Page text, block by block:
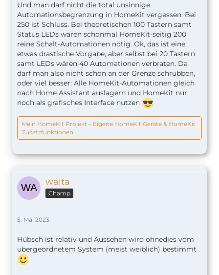
Und man darf nicht die total unsinnige
Automationsbegrenzung in HomeKit vergessen. Bei
250 ist Schluss. Bei theoretischen 100 Tastern samt
Status LEDs wären schonmal HomeKit-seitig 200
reine Schalt-Automationen nötig. Ok, das ist eine
etwas drastische Vorgabe, aber selbst bei 20 Tastern
samt LEDs wären 40 Automationen verbraten. Da
darf man also nicht schon an der Grenze schrubben,
oder viel besser: Alle HomeKit-Automationen gleich
nach Home Assistant auslagern und HomeKit nur
noch als grafisches Interface nutzen
Mein HomeKit Projekt – Eigene HomeKit Geräte & HomeKit
Zusatzfunktionen
walta
Champ
5. Mai 2023
Hübsch ist relativ und Aussehen wird ohnedies vom
übergeordnetem System (meist weiblich) bestimmt